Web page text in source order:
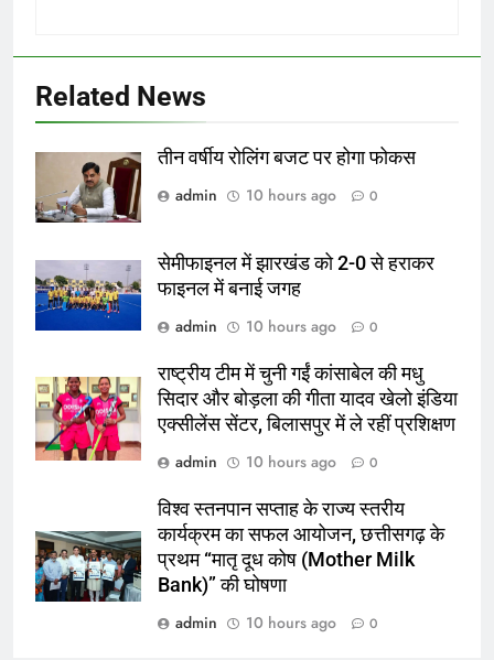
Related News
तीन वर्षीय रोलिंग बजट पर होगा फोकस
admin
10 hours ago 0
सेमीफाइनल में झारखंड को 2-0 से हराकर
फाइनल में बनाई जगह
admin
10 hours ago 0
राष्ट्रीय टीम में चुनी गईं कांसाबेल की मधु
सिदार और बोड़ला की गीता यादव खेलो इंडिया
एक्सीलेंस सेंटर, बिलासपुर में ले रहीं प्रशिक्षण
admin
10 hours ago 0
विश्व स्तनपान सप्ताह के राज्य स्तरीय
कार्यक्रम का सफल आयोजन, छत्तीसगढ़ के
प्रथम “मातृ दूध कोष (Mother Milk
Bank)” की घोषणा
admin
10 hours ago 0